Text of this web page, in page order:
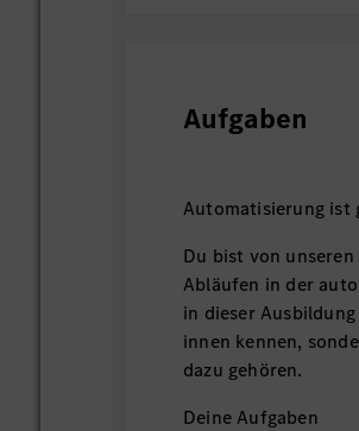
Aufgaben
Automatisierung ist
Du bist von
Abläufen in der
in dieser
innen kennen,
dazu gehören.
Deine Aufgaben